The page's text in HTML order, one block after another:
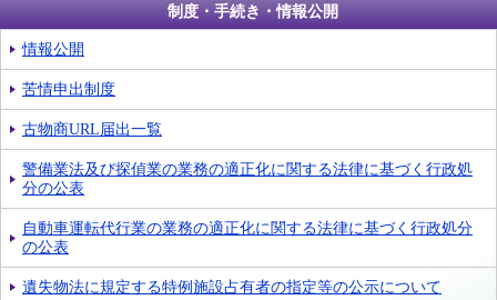
制度・手続き・情報公開
情報公開
苦情申出制度
古物商URL届出一覧
警備業法及び探偵業の業務の適正化に関する法律に基づく行政処
分の公表
自動車運転代行業の業務の適正化に関する法律に基づく行政処分
の公表
遺失物法に規定する特例施設占有者の指定等の公示について